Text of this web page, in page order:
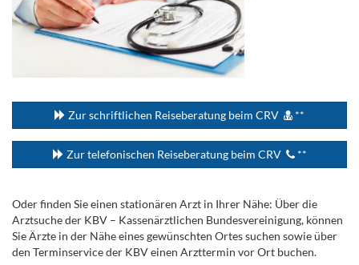
Zur schriftlichen Reiseberatung beim CRV **
Zur telefonischen Reiseberatung beim CRV **
Oder finden Sie einen stationären Arzt in Ihrer Nähe: Über die
Arztsuche der KBV – Kassenärztlichen Bundesvereinigung, können
Sie Ärzte in der Nähe eines gewünschten Ortes suchen sowie über
den Terminservice der KBV einen Arzttermin vor Ort buchen.